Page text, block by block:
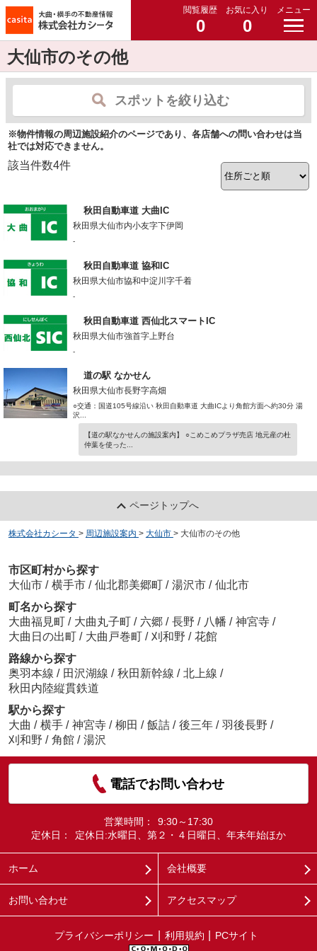
閲覧履歴
0
お気に入り
0
メニュー
大仙市のその他
スポットを絞り込む
※物件情報の周辺施設紹介のページであり、各店舗への問い合わせは当
社では対応できません。
該当件数4件
秋田自動車道 大曲IC
秋田県大仙市内小友字下伊岡
-
秋田自動車道 協和IC
秋田県大仙市協和中淀川字千着
-
秋田自動車道 西仙北スマートIC
秋田県大仙市強首字上野台
-
道の駅 なかせん
秋田県大仙市長野字高畑
○交通：国道105号線沿い 秋田自動車道 大曲ICより角館方面へ約30分 湯
沢...
【道の駅なかせんの施設案内】 ○こめこめプラザ売店 地元産の杜
仲葉を使った...
ページトップへ
株式会社カシータ > 周辺施設案内 > 大仙市 > 大仙市のその他
市区町村から探す
大仙市 / 横手市 / 仙北郡美郷町 / 湯沢市 / 仙北市
町名から探す
大曲福見町 / 大曲丸子町 / 六郷 / 長野 / 八幡 / 神宮寺 /
大曲日の出町 / 大曲戸巻町 / 刈和野 / 花館
路線から探す
奥羽本線 / 田沢湖線 / 秋田新幹線 / 北上線 /
秋田内陸縦貫鉄道
駅から探す
大曲 / 横手 / 神宮寺 / 柳田 / 飯詰 / 後三年 / 羽後長野 /
刈和野 / 角館 / 湯沢
電話でお問い合わせ
営業時間：
9:30～17:30
定休日：
定休日:水曜日、第２・４日曜日、年末年始ほか
ホーム 会社概要
お問い合わせ アクセスマップ
プライバシーポリシー 利用規約 PCサイト